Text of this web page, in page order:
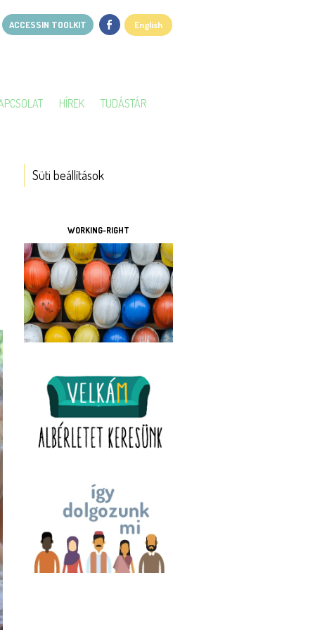
ACCESSIN TOOLKIT English
HÍREK TUDÁSTÁR
ESZKÖZÖK
Süti beállítások
WORKING-RIGHT